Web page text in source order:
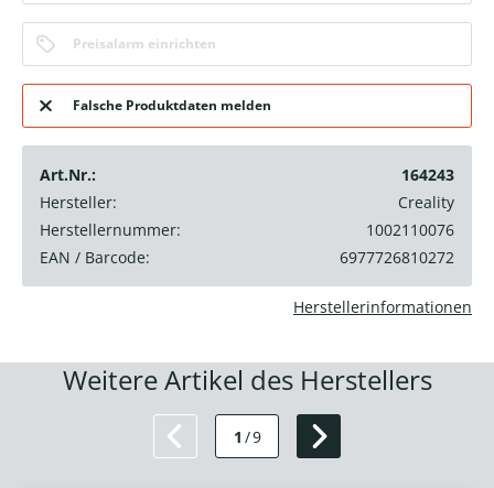
Preisalarm einrichten
Falsche Produktdaten melden
Art.Nr.:
164243
Hersteller:
Creality
Herstellernummer:
1002110076
EAN / Barcode:
6977726810272
Herstellerinformationen
Weitere Artikel des Herstellers
1 /9